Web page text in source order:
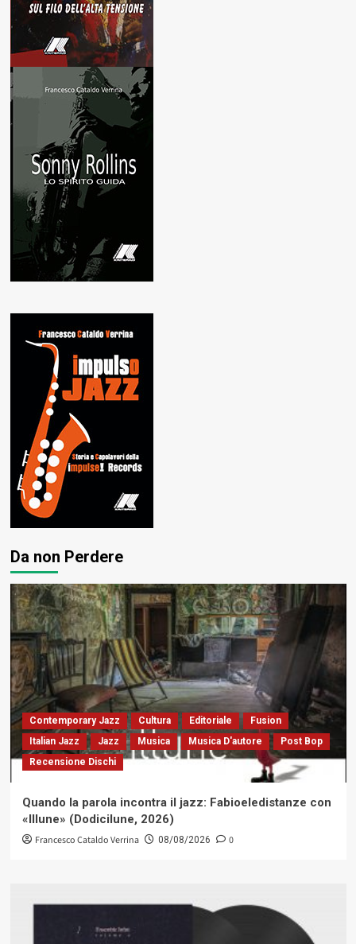
Da non Perdere
Contemporary Jazz Cultura Editoriale
Fusion
Italian Jazz
Jazz Musica Musica D'autore
Post Bop
Recensione Dischi
Quando la parola incontra il jazz: Fabioeledistanze con
«Illune» (Dodicilune, 2026)
Francesco Cataldo Verrina 08/08/2026 0